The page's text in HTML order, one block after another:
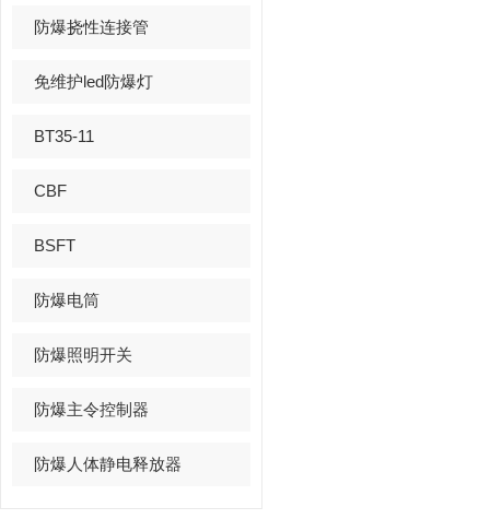
防爆挠性连接管
免维护led防爆灯
BT35-11
CBF
BSFT
防爆电筒
防爆照明开关
防爆主令控制器
防爆人体静电释放器